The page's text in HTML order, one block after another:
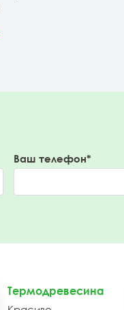
Ваш телефон*
Термодревесина